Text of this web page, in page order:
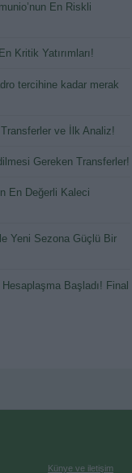
En Riskli
Kritik Yatırımları!
tercihine kadar merak
ve İlk Analiz!
Gereken Transferler!
En Değerli Kaleci
Yeni Sezona Güçlü Bir
Başladı! Final
Künye ve iletişim